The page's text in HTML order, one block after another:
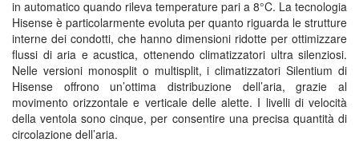
in automatico quando rileva temperature pari a 8°C. La tecnologia
Hisense è particolarmente evoluta per quanto riguarda le strutture
interne dei condotti, che hanno dimensioni ridotte per ottimizzare
flussi di aria e acustica, ottenendo climatizzatori ultra silenziosi.
Nelle versioni monosplit o multisplit, i climatizzatori Silentium di
Hisense offrono un’ottima distribuzione dell’aria, grazie al
movimento orizzontale e verticale delle alette. I livelli di velocità
della ventola sono cinque, per consentire una precisa quantità di
circolazione dell’aria.